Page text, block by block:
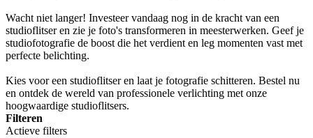
Wacht niet langer! Investeer vandaag nog in de kracht van een
studioflitser en zie je foto's transformeren in meesterwerken. Geef je
studiofotografie de boost die het verdient en leg momenten vast met
perfecte belichting.
Kies voor een studioflitser en laat je fotografie schitteren. Bestel nu
en ontdek de wereld van professionele verlichting met onze
hoogwaardige studioflitsers.
Filteren
Actieve filters